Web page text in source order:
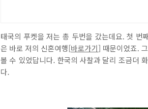
태국의 푸켓을 저는 총 두번을 갔는데요. 첫
은 바로 저의 신혼여행[바로가기] 때문이었죠.
볼 수 있었답니다. 한국의 사찰과 달리 조금더
다.